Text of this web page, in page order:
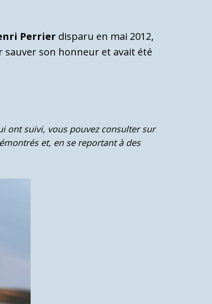
Perrier disparu en mai 2012,
sauver son honneur et avait été
ont suivi, vous pouvez consulter sur
et, en se reportant à des